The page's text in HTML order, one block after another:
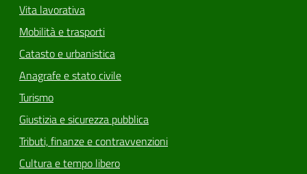
Vita lavorativa
Mobilità e trasporti
Catasto e urbanistica
Anagrafe e stato civile
Turismo
Giustizia e sicurezza pubblica
Tributi, finanze e contravvenzioni
Cultura e tempo libero